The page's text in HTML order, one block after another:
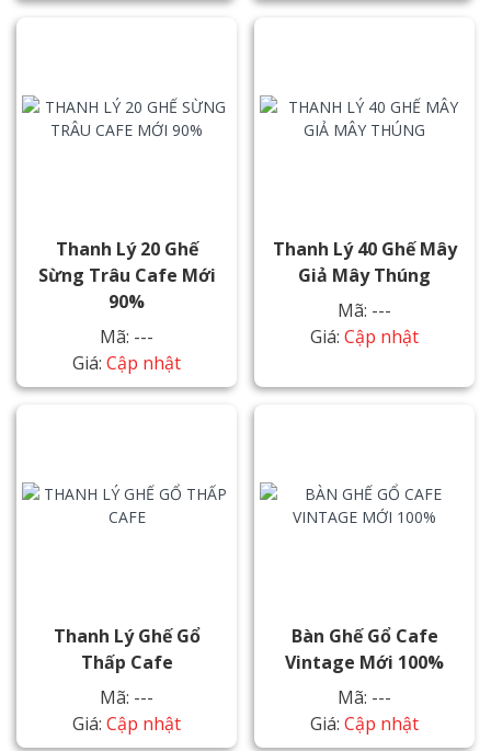
Thanh Lý 20 Ghế
Sừng Trâu Cafe Mới
90%
Mã: ---
Giá: Cập nhật
Thanh Lý 40 Ghế Mây
Giả Mây Thúng
Mã: ---
Giá: Cập nhật
Thanh Lý Ghế Gổ
Thấp Cafe
Mã: ---
Giá: Cập nhật
Bàn Ghế Gổ Cafe
Vintage Mới 100%
Mã: ---
Giá: Cập nhật